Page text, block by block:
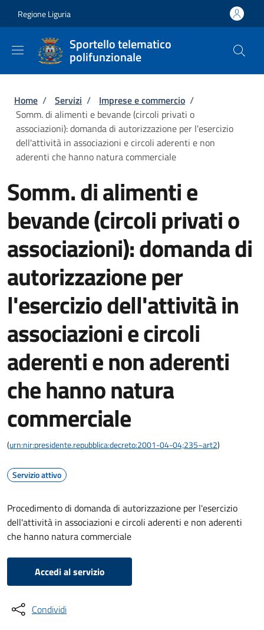
Regione Liguria
Sportello telematico
polifunzionale
Briciole di pane
Home / Servizi / Imprese e commercio /
Somm. di alimenti e bevande (circoli privati o
associazioni): domanda di autorizzazione per l'esercizio
dell'attività in associazioni e circoli aderenti e non
aderenti che hanno natura commerciale
Somm. di alimenti e
bevande (circoli privati o
associazioni): domanda di
autorizzazione per
l'esercizio dell'attività in
associazioni e circoli
aderenti e non aderenti
che hanno natura
commerciale
(urn:nir:presidente.repubblica:decreto:2001-04-04;235~art2)
Servizio attivo
Procedimento di domanda di autorizzazione per l'esercizio
dell'attività in associazioni e circoli aderenti e non aderenti
che hanno natura commerciale
Accedi al servizio
Condividi